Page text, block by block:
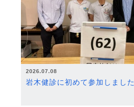
2026.07.08
岩木健診に初めて参加しました